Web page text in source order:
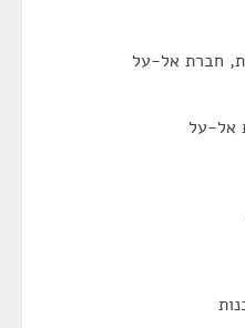
חברת אל-על
אל-על